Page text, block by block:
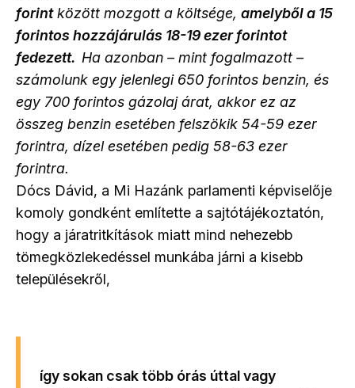
forintközött mozgott a költsége, amelyből a 15
forintos hozzájárulás 18-19 ezer forintot
fedezett. Ha azonban – mint fogalmazott –
számolunk egy jelenlegi 650 forintos benzin, és
egy 700 forintos gázolaj árat, akkor ez az
összeg benzin esetében felszökik 54-59 ezer
forintra, dízel esetében pedig 58-63 ezer
forintra.
Dócs Dávid, a Mi Hazánk parlamenti képviselője
komoly gondként említette a sajtótájékoztatón,
hogy a járatritkítások miatt mind nehezebb
tömegközlekedéssel munkába járni a kisebb
településekről,
így sokan csak több órás úttal vagy